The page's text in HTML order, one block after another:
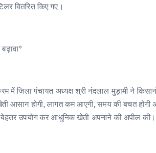
वितरित किए गए।
में जिला पंचायत अध्यक्ष श्री नंदलाल मुड़ामी ने
आसान होगी, लागत कम आएगी, समय की बचत होगी
बेहतर उपयोग कर आधुनिक खेती अपनाने की अपील की।